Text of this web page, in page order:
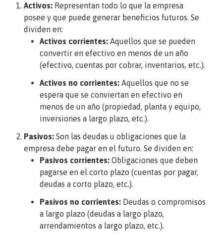
Activos: Representan todo lo que la empresa
posee y que puede generar beneficios futuros. Se
dividen en:
Activos corrientes: Aquellos que se pueden
convertir en efectivo en menos de un año
(efectivo, cuentas por cobrar, inventarios, etc.).
Activos no corrientes: Aquellos que no se
espera que se conviertan en efectivo en
menos de un año (propiedad, planta y equipo,
inversiones a largo plazo, etc.).
Pasivos: Son las deudas u obligaciones que la
empresa debe pagar en el futuro. Se dividen en:
Pasivos corrientes: Obligaciones que deben
pagarse en el corto plazo (cuentas por pagar,
deudas a corto plazo, etc.).
Pasivos no corrientes: Deudas o compromisos
a largo plazo (deudas a largo plazo,
arrendamientos a largo plazo, etc.).